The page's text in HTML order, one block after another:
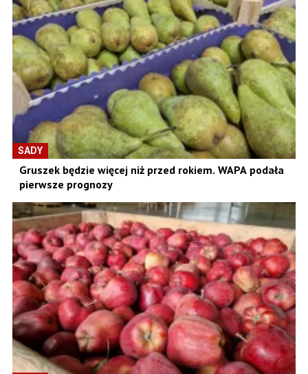
SADY
Gruszek będzie więcej niż przed rokiem. WAPA podała
pierwsze prognozy